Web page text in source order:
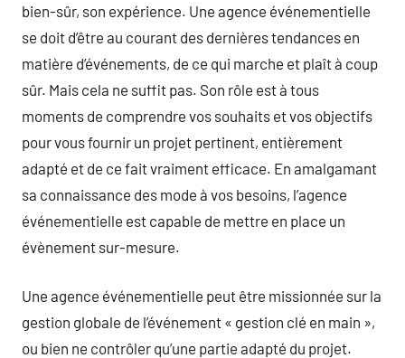
bien-sûr, son expérience. Une agence événementielle
se doit d’être au courant des dernières tendances en
matière d’événements, de ce qui marche et plaît à coup
sûr. Mais cela ne suffit pas. Son rôle est à tous
moments de comprendre vos souhaits et vos objectifs
pour vous fournir un projet pertinent, entièrement
adapté et de ce fait vraiment efficace. En amalgamant
sa connaissance des mode à vos besoins, l’agence
événementielle est capable de mettre en place un
évènement sur-mesure.
Une agence événementielle peut être missionnée sur la
gestion globale de l’événement « gestion clé en main »,
ou bien ne contrôler qu’une partie adapté du projet.